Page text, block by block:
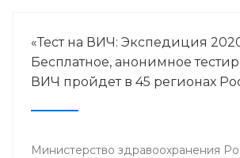
«Тест на ВИЧ: Экспедиция
Бесплатное, анонимное
ВИЧ пройдет в 45 регионах
Министерство здравоохранения